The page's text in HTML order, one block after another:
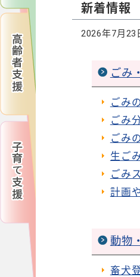
新着情報
2026年7月23
ごみ
ごみ
ごみ
ごみ
生ご
ごみ
計画
動物
畜犬